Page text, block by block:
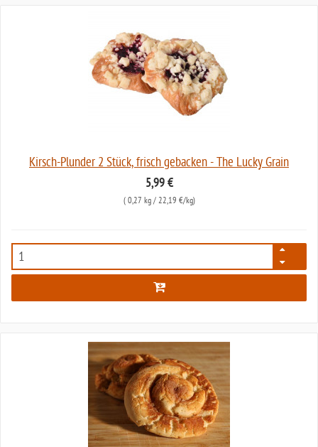
Kirsch-Plunder 2 Stück, frisch gebacken - The Lucky Grain
5,99 €
( 0,27 kg/ 22,19 €/kg)
5791